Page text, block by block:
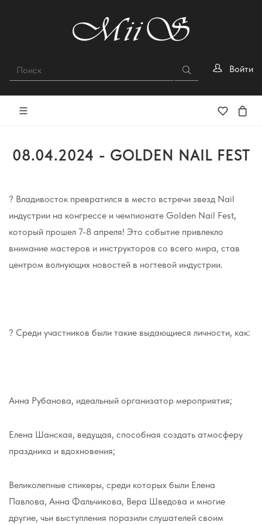
Войти
08.04.2024 - GOLDEN NAIL FEST
? Владивосток превратился в место встречи звезд Nail
индустрии на конгрессе и чемпионате Golden Nail Fest,
который прошел 7-8 апреля! Это событие привлекло
внимание мастеров и инструкторов со всего мира, став
центром волнующих новостей в ногтевой индустрии.
? Среди участников были такие выдающиеся личности, как:
Анна Рубанова, идеальный организатор мероприятия;
Елена Шанская, ведущая, способная создать атмосферу
праздника и вдохновения;
Великолепные спикеры, среди которых были Елена
Павлова, Анна Фальчикова, Вера Шведова и многие
другие, чьи выступления поразили слушателей своим